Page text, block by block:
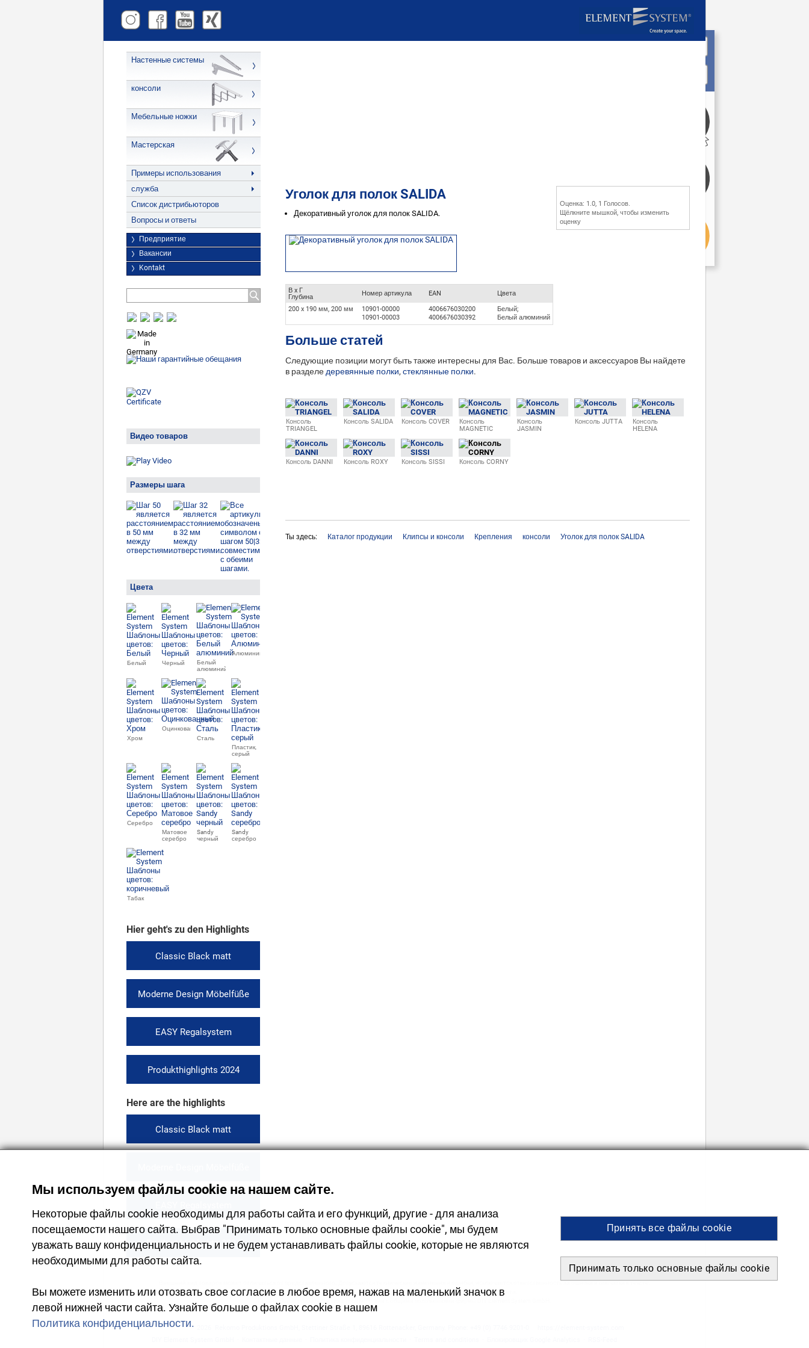
Мы используем файлы cookie на нашем сайте.
Некоторые файлы cookie необходимы для работы сайта и его функций, другие - для анализа
посещаемости нашего сайта. Выбрав "Принимать только основные файлы cookie", мы будем
уважать вашу конфиденциальность и не будем устанавливать файлы cookie, которые не являются
необходимыми для работы сайта.
Вы можете изменить или отозвать свое согласие в любое время, нажав на маленький значок в
левой нижней части сайта. Узнайте больше о файлах cookie в нашем
Политика конфиденциальности.
Принять все файлы cookie
Принимать только основные файлы cookie
Настенные системы
консоли
Мебельные ножки
Мастерская
Примеры использования
служба
Список дистрибьюторов
Вопросы и ответы
Предприятие
Вакансии
Kontakt
Видео товаров
Размеры шага
Цвета
Белый Черный
Белый
алюминий
Алюминий
Хром
Оцинкованный
Сталь
Пластик,
серый
Серебро
Матовое
серебро
Sandy
черный
Sandy
серебро
Табак
Hier geht's zu den Highlights
Classic Black matt
Moderne Design Möbelfüße
EASY Regalsystem
Produkthighlights 2024
Here are the highlights
Classic Black matt
Product highlights 2024
Оценка: 1.0, 1 Голосов.
Щёлкните мышкой, чтобы изменить
оценку
Уголок для полок SALIDA
Декоративный уголок для полок SALIDA.
В x Г
Глубина
Номер артикула EAN
Цвета
200 x 190 мм, 200 мм
10901-00000
10901-00003
4006676030200
4006676030392
Белый;
Белый алюминий
Больше статей
Следующие позиции могут быть также интересны для Вас. Больше товаров и аксессуаров Вы найдете
в разделе деревянные полки, стеклянные полки.
Консоль
TRIANGEL
Консоль SALIDA Консоль COVER
Консоль
MAGNETIC
Консоль
JASMIN
Консоль JUTTA
Консоль
HELENA
Консоль DANNI Консоль ROXY Консоль SISSI Консоль CORNY
Ты здесь: Каталог продукции Клипсы и консоли Крепления консоли Уголок для полок SALIDA
Внешний вид товаров может отличаться от представленного. Допускаются технические изменения и ошибки, исключается ответственность за ошибки и опечатки в тексте.
Из-за технологических особенностей допускаются изменения оттенков цвета.